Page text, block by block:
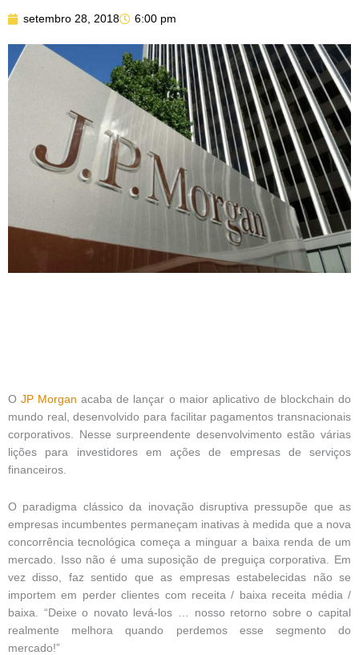
setembro 28, 2018 6:00 pm
OJP Morgan acaba de lançar o maior aplicativo de blockchain do
mundo real, desenvolvido para facilitar pagamentos transnacionais
corporativos. Nesse surpreendente desenvolvimento estão várias
lições para investidores em ações de empresas de serviços
financeiros.
O paradigma clássico da inovação disruptiva pressupõe que as
empresas incumbentes permaneçam inativas à medida que a nova
concorrência tecnológica começa a minguar a baixa renda de um
mercado. Isso não é uma suposição de preguiça corporativa. Em
vez disso, faz sentido que as empresas estabelecidas não se
importem em perder clientes com receita / baixa receita média /
baixa. “Deixe o novato levá-los … nosso retorno sobre o capital
realmente melhora quando perdemos esse segmento do
mercado!”